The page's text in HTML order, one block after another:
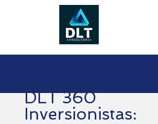
DLT 360
Inversionistas: